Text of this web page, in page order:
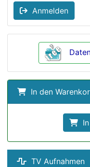
Anmelden
In den
In
TV Aufnahmen